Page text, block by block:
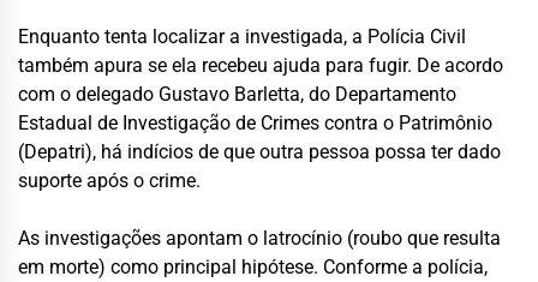
Enquanto tenta localizar a investigada, a Polícia Civil
também apura se ela recebeu ajuda para fugir. De acordo
com o delegado Gustavo Barletta, do Departamento
Estadual de Investigação de Crimes contra o Patrimônio
(Depatri), há indícios de que outra pessoa possa ter dado
suporte após o crime.
As investigações apontam o latrocínio (roubo que resulta
em morte) como principal hipótese. Conforme a polícia,